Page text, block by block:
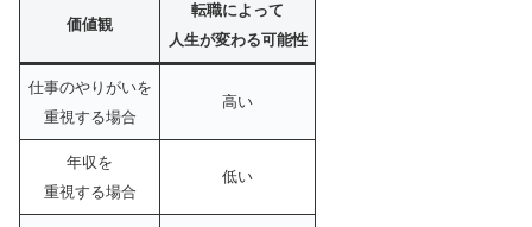
価値観
転職によって
人生が変わる可能性
仕事のやりがいを
重視する場合
高い
年収を
重視する場合
低い